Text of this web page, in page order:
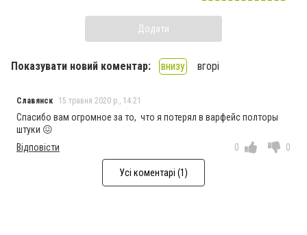
Додати
Показувати новий коментар: внизу вгорі
Славянск 15 травня 2020 р., 14:21
Спасибо вам огромное за то, что я потерял в варфейс полторы
штуки 😖
Відповісти
0 0
Усі коментарі (1)